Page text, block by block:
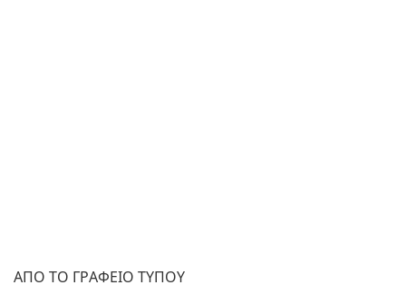
ΑΠΟ ΤΟ ΓΡΑΦΕΙΟ ΤΥΠΟΥ